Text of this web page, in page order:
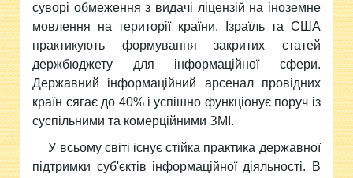
суворі обмеження з видачі ліцензій на іноземне
мовлення на території країни. Ізраїль та США
практикують формування закритих статей
держбюджету для інформаційної сфери.
Державний інформаційний арсенал провідних
країн сягає до 40% і успішно функціонує поруч із
суспільними та комерційними ЗМІ.
У всьому світі існує стійка практика державної
підтримки суб'єктів інформаційної діяльності. В